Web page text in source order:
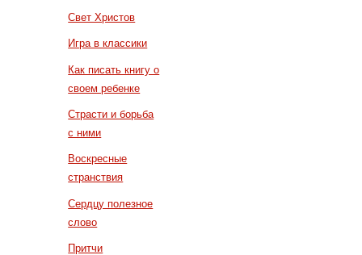
Свет Христов
Игра в классики
Как писать книгу о
своем ребенке
Страсти и борьба
с ними
Воскресные
странствия
Сердцу полезное
слово
Притчи